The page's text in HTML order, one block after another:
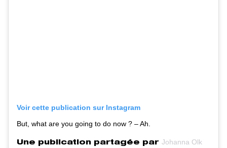
Voir cette publication sur Instagram
But, what are you going to do now ? – Ah.
Une publication partagée par Johanna Olk